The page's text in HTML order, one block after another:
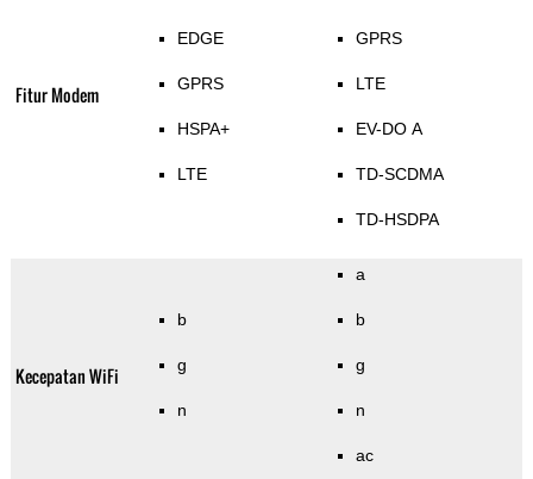
Fitur Modem
EDGE
GPRS
HSPA+
LTE
GPRS
LTE
EV-DO A
TD-SCDMA
TD-HSDPA
Kecepatan WiFi
b
g
n
a
b
g
n
ac